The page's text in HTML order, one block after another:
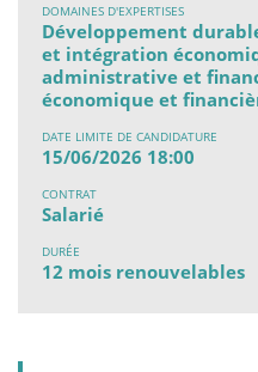
DOMAINES D'EXPERTISES
Développement
et intégration
administrative et
économique et
DATE LIMITE DE CANDIDATURE
15/06/2026 18:00
CONTRAT
Salarié
DURÉE
12 mois renouvelables